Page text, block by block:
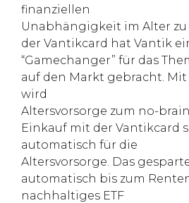
finanziellen
Unabhängigkeit im Alter
der Vantikcard hat Vantik
“Gamechanger” für das
auf den Markt gebracht.
wird
Altersvorsorge zum no-
Einkauf mit der Vantikcard
automatisch für die
Altersvorsorge. Das
automatisch bis zum
nachhaltiges ETF